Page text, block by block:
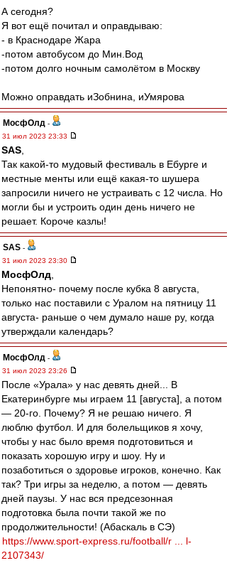
А сегодня?
Я вот ещё почитал и оправдываю:
- в Краснодаре Жара
-потом автобусом до Мин.Вод
-потом долго ночным самолётом в Москву
Можно оправдать иЗобнина, иУмярова
МосфОлд -
31 июл 2023 23:33
SAS
Так какой-то мудовый фестиваль в Ебурге и
местные менты или ещё какая-то шушера
запросили ничего не устраивать с 12 числа. Но
могли бы и устроить один день ничего не
решает. Короче казлы!
SAS -
31 июл 2023 23:30
МосфОлд
Непонятно- почему после кубка 8 августа,
только нас поставили с Уралом на пятницу 11
августа- раньше о чем думало наше ру, когда
утверждали календарь?
МосфОлд -
31 июл 2023 23:26
После «Урала» у нас девять дней... В
Екатеринбурге мы играем 11 [августа], а потом
— 20-го. Почему? Я не решаю ничего. Я
люблю футбол. И для болельщиков я хочу,
чтобы у нас было время подготовиться и
показать хорошую игру и шоу. Ну и
позаботиться о здоровье игроков, конечно. Как
так? Три игры за неделю, а потом — девять
дней паузы. У нас вся предсезонная
подготовка была почти такой же по
продолжительности! (Абаскаль в СЭ)
https://www.sport-express.ru/football/r ... l-
2107343/